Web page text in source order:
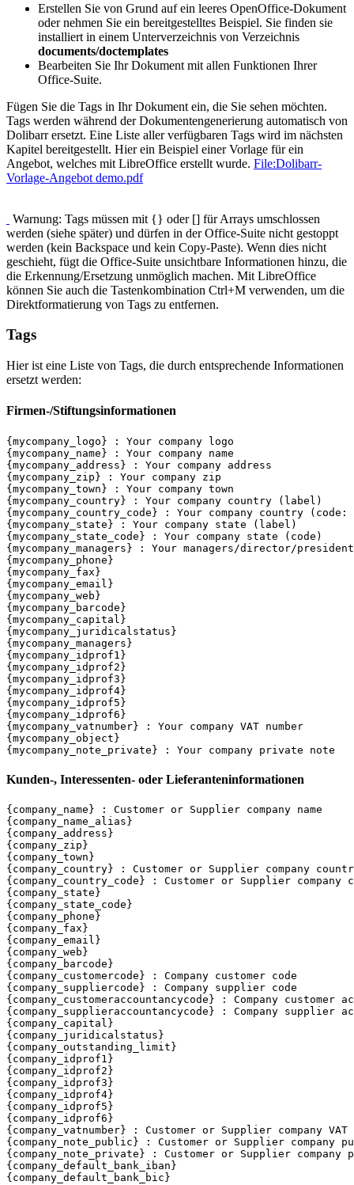
Erstellen Sie von Grund auf ein leeres OpenOffice-Dokument
oder nehmen Sie ein bereitgestelltes Beispiel. Sie finden sie
installiert in einem Unterverzeichnis von Verzeichnis
documents/doctemplates
Bearbeiten Sie Ihr Dokument mit allen Funktionen Ihrer
Office-Suite.
Fügen Sie die Tags in Ihr Dokument ein, die Sie sehen möchten.
Tags werden während der Dokumentengenerierung automatisch von
Dolibarr ersetzt. Eine Liste aller verfügbaren Tags wird im nächsten
Kapitel bereitgestellt. Hier ein Beispiel einer Vorlage für ein
Angebot, welches mit LibreOffice erstellt wurde. File:Dolibarr-
Vorlage-Angebot demo.pdf
Warnung: Tags müssen mit {} oder [] für Arrays umschlossen
werden (siehe später) und dürfen in der Office-Suite nicht gestoppt
werden (kein Backspace und kein Copy-Paste). Wenn dies nicht
geschieht, fügt die Office-Suite unsichtbare Informationen hinzu, die
die Erkennung/Ersetzung unmöglich machen. Mit LibreOffice
können Sie auch die Tastenkombination Ctrl+M verwenden, um die
Direktformatierung von Tags zu entfernen.
Tags
Hier ist eine Liste von Tags, die durch entsprechende Informationen
ersetzt werden:
Firmen-/Stiftungsinformationen
{mycompany_logo} : Your company logo
{mycompany_name} : Your company name
{mycompany_address} : Your company address
{mycompany_zip} : Your company zip
{mycompany_town} : Your company town
{mycompany_country} : Your company country (label)
{mycompany_country_code} : Your company country
{mycompany_state} : Your company state (label)
{mycompany_state_code} : Your company state (code)
{mycompany_managers} : Your managers/director/president
{mycompany_phone}
{mycompany_fax}
{mycompany_email}
{mycompany_web}
{mycompany_barcode}
{mycompany_capital}
{mycompany_juridicalstatus}
{mycompany_managers}
{mycompany_idprof1}
{mycompany_idprof2}
{mycompany_idprof3}
{mycompany_idprof4}
{mycompany_idprof5}
{mycompany_idprof6}
{mycompany_vatnumber} : Your company VAT number
{mycompany_object}
Kunden-, Interessenten- oder Lieferanteninformationen
{company_name} : Customer or Supplier company name
{company_name_alias}
{company_address}
{company_zip}
{company_town}
{company_country} : Customer or Supplier company
{company_country_code} : Customer or Supplier
{company_state}
{company_state_code}
{company_phone}
{company_fax}
{company_email}
{company_web}
{company_barcode}
{company_customercode} : Company customer code
{company_suppliercode} : Company supplier code
{company_customeraccountancycode} : Company customer
{company_supplieraccountancycode} : Company supplier
{company_capital}
{company_juridicalstatus}
{company_outstanding_limit}
{company_idprof1}
{company_idprof2}
{company_idprof3}
{company_idprof4}
{company_idprof5}
{company_idprof6}
{company_vatnumber} : Customer or Supplier company VAT
{company_note_public} : Customer or Supplier company
{company_note_private} : Customer or Supplier company
{company_default_bank_iban}
{company_default_bank_bic}